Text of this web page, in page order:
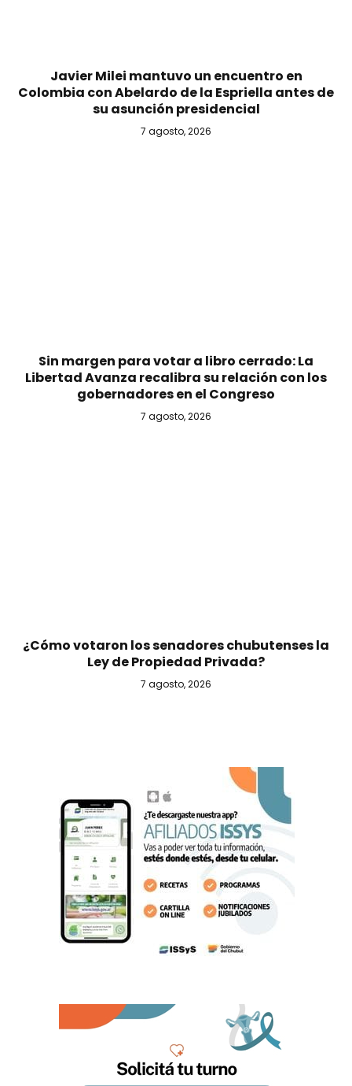
Javier Milei mantuvo un encuentro en
Colombia con Abelardo de la Espriella antes de
su asunción presidencial
7 agosto, 2026
Sin margen para votar a libro cerrado: La
Libertad Avanza recalibra su relación con los
gobernadores en el Congreso
7 agosto, 2026
¿Cómo votaron los senadores chubutenses la
Ley de Propiedad Privada?
7 agosto, 2026